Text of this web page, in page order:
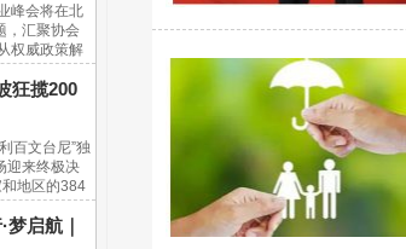
峰会将在北
，汇聚协会
权威政策解
狂揽200
百文台尼”独
迎来终极决
地区的384
启航｜